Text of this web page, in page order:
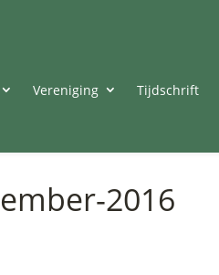
Vereniging Tijdschrift
2016